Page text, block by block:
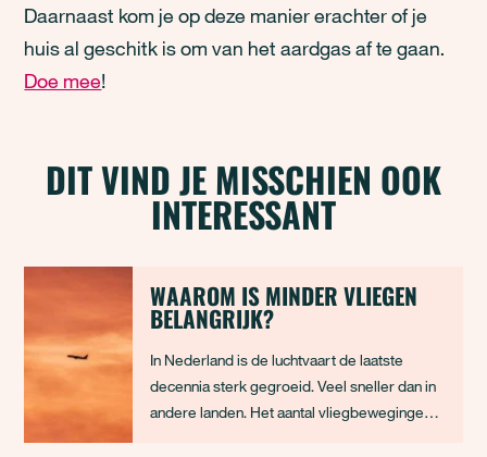
Daarnaast kom je op deze manier erachter of je
huis al geschitk is om van het aardgas af te gaan.
Doe mee!
DIT VIND JE MISSCHIEN OOK
INTERESSANT
WAAROM IS MINDER VLIEGEN
BELANGRIJK?
In Nederland is de luchtvaart de laatste
decennia sterk gegroeid. Veel sneller dan in
andere landen. Het aantal vliegbewegingen